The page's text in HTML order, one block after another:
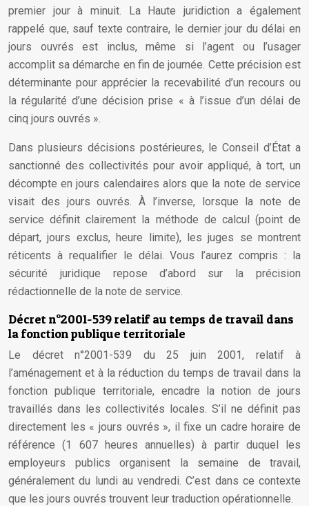
premier jour à minuit. La Haute juridiction a également
rappelé que, sauf texte contraire, le dernier jour du délai en
jours ouvrés est inclus, même si l’agent ou l’usager
accomplit sa démarche en fin de journée. Cette précision est
déterminante pour apprécier la recevabilité d’un recours ou
la régularité d’une décision prise « à l’issue d’un délai de
cinq jours ouvrés ».
Dans plusieurs décisions postérieures, le Conseil d’État a
sanctionné des collectivités pour avoir appliqué, à tort, un
décompte en jours calendaires alors que la note de service
visait des jours ouvrés. À l’inverse, lorsque la note de
service définit clairement la méthode de calcul (point de
départ, jours exclus, heure limite), les juges se montrent
réticents à requalifier le délai. Vous l’aurez compris : la
sécurité juridique repose d’abord sur la précision
rédactionnelle de la note de service.
Décret n°2001-539 relatif au temps de travail dans
la fonction publique territoriale
Le décret n°2001-539 du 25 juin 2001, relatif à
l’aménagement et à la réduction du temps de travail dans la
fonction publique territoriale, encadre la notion de jours
travaillés dans les collectivités locales. S’il ne définit pas
directement les « jours ouvrés », il fixe un cadre horaire de
référence (1 607 heures annuelles) à partir duquel les
employeurs publics organisent la semaine de travail,
généralement du lundi au vendredi. C’est dans ce contexte
que les jours ouvrés trouvent leur traduction opérationnelle.